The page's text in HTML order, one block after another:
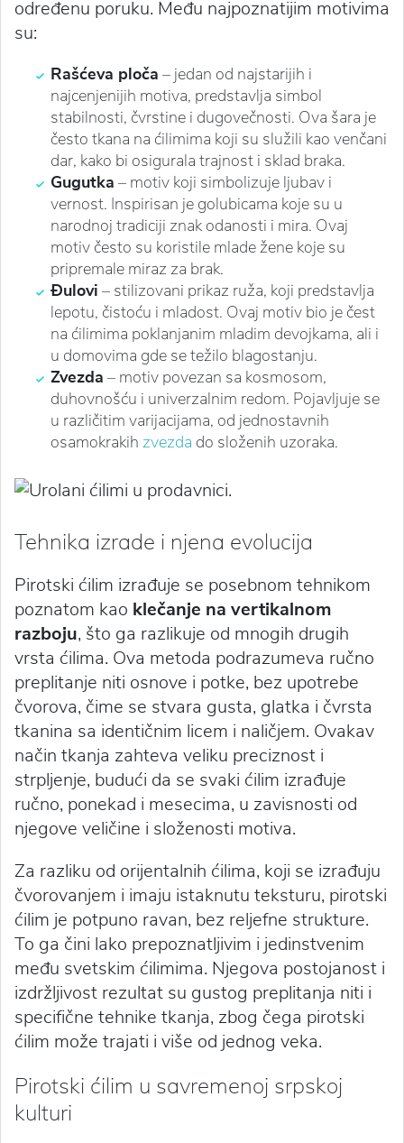
određenu poruku. Među najpoznatijim motivima
su:
Rašćeva ploča – jedan od najstarijih i
najcenjenijih motiva, predstavlja simbol
stabilnosti, čvrstine i dugovečnosti. Ova šara je
često tkana na ćilimima koji su služili kao venčani
dar, kako bi osigurala trajnost i sklad braka.
Gugutka – motiv koji simbolizuje ljubav i
vernost. Inspirisan je golubicama koje su u
narodnoj tradiciji znak odanosti i mira. Ovaj
motiv često su koristile mlade žene koje su
pripremale miraz za brak.
Đulovi – stilizovani prikaz ruža, koji predstavlja
lepotu, čistoću i mladost. Ovaj motiv bio je čest
na ćilimima poklanjanim mladim devojkama, ali i
u domovima gde se težilo blagostanju.
Zvezda – motiv povezan sa kosmosom,
duhovnošću i univerzalnim redom. Pojavljuje se
u različitim varijacijama, od jednostavnih
osamokrakih zvezda do složenih uzoraka.
Tehnika izrade i njena evolucija
Pirotski ćilim izrađuje se posebnom tehnikom
poznatom kao klečanje na vertikalnom
razboju, što ga razlikuje od mnogih drugih
vrsta ćilima. Ova metoda podrazumeva ručno
preplitanje niti osnove i potke, bez upotrebe
čvorova, čime se stvara gusta, glatka i čvrsta
tkanina sa identičnim licem i naličjem. Ovakav
način tkanja zahteva veliku preciznost i
strpljenje, budući da se svaki ćilim izrađuje
ručno, ponekad i mesecima, u zavisnosti od
njegove veličine i složenosti motiva.
Za razliku od orijentalnih ćilima, koji se izrađuju
čvorovanjem i imaju istaknutu teksturu, pirotski
ćilim je potpuno ravan, bez reljefne strukture.
To ga čini lako prepoznatljivim i jedinstvenim
među svetskim ćilimima. Njegova postojanost i
izdržljivost rezultat su gustog preplitanja niti i
specifične tehnike tkanja, zbog čega pirotski
ćilim može trajati i više od jednog veka.
Pirotski ćilim u savremenoj srpskoj
kulturi